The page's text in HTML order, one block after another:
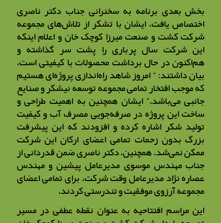
بخش بعدی برنامه به سخنرانی جناب دکتر ناصری
اختصاص یافت، ایشان با تشکر از تلاش‌های مجموعه
شرکت کشت و صنعت میرزا کوچک خان و اعلام اینکه
این شرکت سال پرباری را پشت سر گذاشته و
هم‌اکنون در حال برداشت محصولات با کیفیتی است،
بیان داشتند: ” امروز شاهد راه‌اندازی پروژه‌ای هستیم
که موجب افتخار تمامی مجموعه توسعه نیشکر و صنایع
جانبی می‌باشد.” ایشان همچنین به اهمیت طراحی و
ساخت این پروژه در صرفه‌جویی مصرف آب و کیفیت
تولید شکر اشاره کرده و افزودند که این پیشرفت
بزرگ بدون زحمات تمامی اعضای ارکان این شرکت
ممکن نمی‌شد. همچنین، دکتر ناصری ضمن قدردانی از
جناب مهندس موسوی مدیرعامل پیشین و مهندس
عصاره نژاد مدیرعامل وقت شرکت، برای تمامی اعضای
مجموعه آرزوی موفقیت و تندرستی کردند.
این مراسم افتتاحیه به عنوان نقطه عطفی در مسیر